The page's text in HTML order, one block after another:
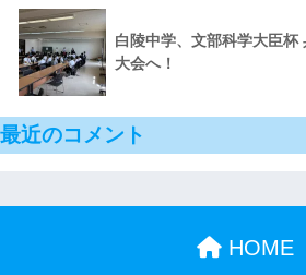
白陵中学、文部科学大臣杯
大会へ！
最近のコメント
HOME